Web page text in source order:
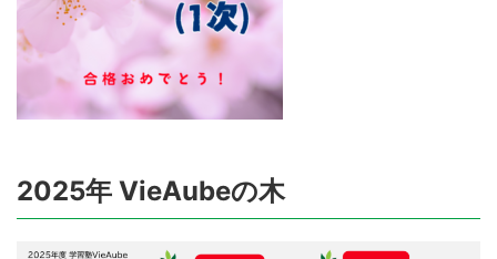
2025年 VieAubeの木